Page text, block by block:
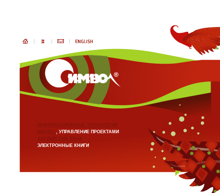
ИНФОРМАЦИОННЫЕ ТЕХНОЛОГИИ
БИЗНЕС, УПРАВЛЕНИЕ ПРОЕКТАМИ
АНГЛИЙСКИЙ ЯЗЫК
ЭЛЕКТРОННЫЕ КНИГИ